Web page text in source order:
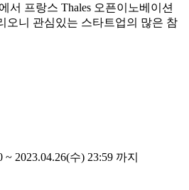
서 프랑스 Thales 오픈이노베이션
오니 관심있는 스타트업의 많은 참
~ 2023.04.26(수) 23:59 까지